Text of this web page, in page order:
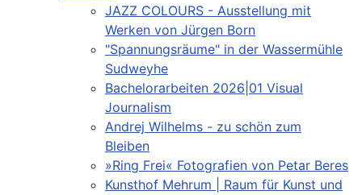
JAZZ COLOURS - Ausstellung mit
Werken von Jürgen Born
"Spannungsräume" in der Wassermühle
Sudweyhe
Bachelorarbeiten 2026|01 Visual
Journalism
Andrej Wilhelms - zu schön zum
Bleiben
»Ring Frei« Fotografien von Petar Beres
Kunsthof Mehrum | Raum für Kunst und